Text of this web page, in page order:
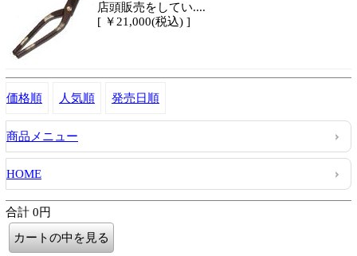
店頭販売をしてい....
[ ￥21,000(税込) ]
価格順 人気順 発売日順
商品メニュー
HOME
合計 0円